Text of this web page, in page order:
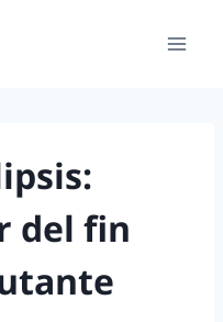
del fin